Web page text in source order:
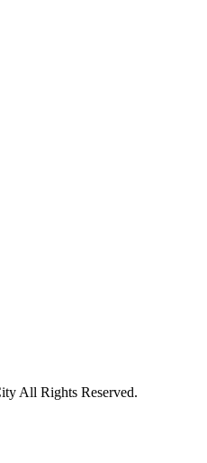
All Rights Reserved.